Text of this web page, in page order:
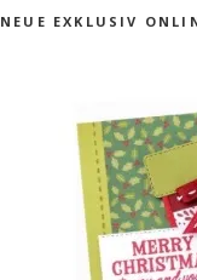
NEUE EXKLUSIV